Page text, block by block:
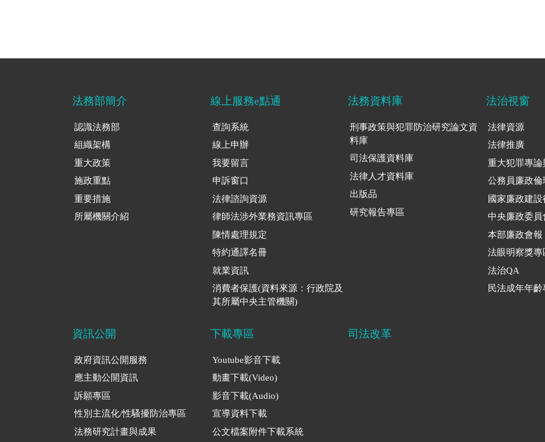
法務部簡介
認識法務部
組織架構
重大政策
施政重點
重要措施
所屬機關介紹
線上服務e點通
查詢系統
線上申辦
我要留言
申訴窗口
法律諮詢資源
律師法涉外業務資訊專區
陳情處理規定
特約通譯名冊
就業資訊
消費者保護(資料來源：行政院及
其所屬中央主管機關)
法務資料庫
刑事政策與犯罪防治研究論文資
料庫
司法保護資料庫
法律人才資料庫
出版品
研究報告專區
法治視窗
法律資源
法律推廣
重大犯罪專論
公務員廉政倫
國家廉政建設
中央廉政委員
本部廉政會報
法眼明察獎專
法治QA
民法成年年齡
資訊公開
政府資訊公開服務
應主動公開資訊
訴願專區
性別主流化/性騷擾防治專區
法務研究計畫與成果
下載專區
Youtube影音下載
動畫下載(Video)
影音下載(Audio)
宣導資料下載
公文檔案附件下載系統
司法改革